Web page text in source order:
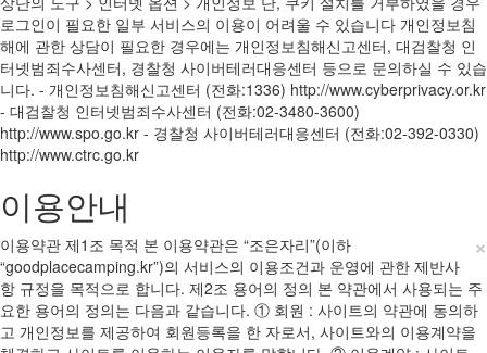
로그인이 필요한 일부 서비스의 이용이 어려울 수 있습니다 개인정보침
해에 관한 상담이 필요한 경우에는 개인정보침해신고센터, 대검찰청 인
터넷범죄수사센터, 경찰청 사이버테러대응센터 등으로 문의하실 수 있습
니다. - 개인정보침해신고센터 (전화:1336) http://www.cyberprivacy.or.kr
- 대검찰청 인터넷범죄수사센터 (전화:02-3480-3600)
http://www.spo.go.kr - 경찰청 사이버테러대응센터 (전화:02-392-0330)
http://www.ctrc.go.kr
이용안내
×
이용약관 제1조 목적 본 이용약관은 “조은자리”(이하
“goodplacecamping.kr”)의 서비스의 이용조건과 운영에 관한 제반사
항 규정을 목적으로 합니다. 제2조 용어의 정의 본 약관에서 사용되는 주
요한 용어의 정의는 다음과 같습니다. ① 회원 : 사이트의 약관에 동의하
고 개인정보를 제공하여 회원등록을 한 자로서, 사이트와의 이용계약을